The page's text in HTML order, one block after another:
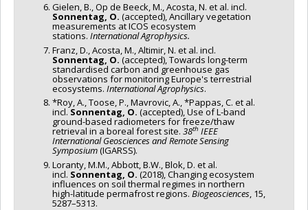
Gielen, B., Op de Beeck, M., Acosta, N. et al. incl.
Sonnentag, O. (accepted), Ancillary vegetation
measurements at ICOS ecosystem
stations. International Agrophysics.
Franz, D., Acosta, M., Altimir, N. et al. incl.
Sonnentag, O. (accepted), Towards long-term
standardised carbon and greenhouse gas
observations for monitoring Europe's terrestrial
ecosystems. International Agrophysics.
*Roy, A., Toose, P., Mavrovic, A., *Pappas, C. et al.
incl. Sonnentag, O. (accepted), Use of L-band
ground-based radiometers for freeze/thaw
retrieval in a boreal forest site. 38th IEEE
International Geosciences and Remote Sensing
Symposium(IGARSS).
Loranty, M.M., Abbott, B.W., Blok, D. et al.
incl. Sonnentag, O. (2018), Changing ecosystem
influences on soil thermal regimes in northern
high-latitude permafrost regions. Biogeosciences, 15,
5287–5313.